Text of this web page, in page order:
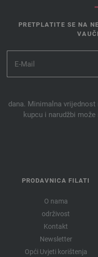
PRETPLATITE SE NA
dana. Minimalna vrijednost
kupcu i narudžbi
PRODAVNICA FILATI
O nama
održivost
Kontakt
Newsletter
Opći Uvjeti korištenja